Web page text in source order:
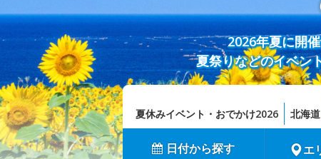
2026年夏に開
夏祭りなどのイベン
夏休みイベント・おでかけ2026 北海道
日付から探す エ